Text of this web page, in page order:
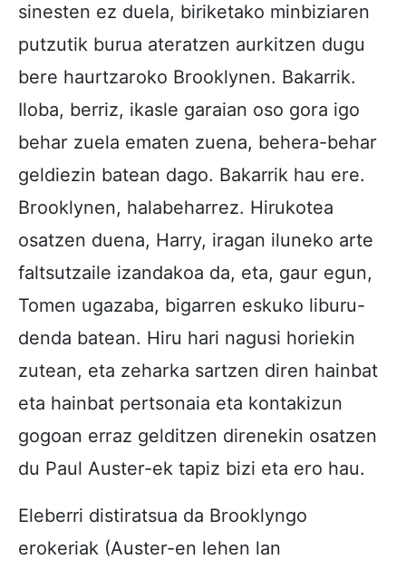
sinesten ez duela, biriketako minbiziaren
putzutik burua ateratzen aurkitzen dugu
bere haurtzaroko Brooklynen. Bakarrik.
Iloba, berriz, ikasle garaian oso gora igo
behar zuela ematen zuena, behera-behar
geldiezin batean dago. Bakarrik hau ere.
Brooklynen, halabeharrez. Hirukotea
osatzen duena, Harry, iragan iluneko arte
faltsutzaile izandakoa da, eta, gaur egun,
Tomen ugazaba, bigarren eskuko liburu-
denda batean. Hiru hari nagusi horiekin
zutean, eta zeharka sartzen diren hainbat
eta hainbat pertsonaia eta kontakizun
gogoan erraz gelditzen direnekin osatzen
du Paul Auster-ek tapiz bizi eta ero hau.
Eleberri distiratsua da Brooklyngo
erokeriak (Auster-en lehen lan